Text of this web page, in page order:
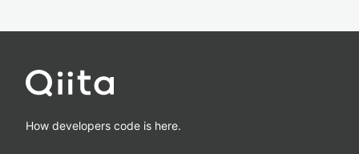
How developers code is here.